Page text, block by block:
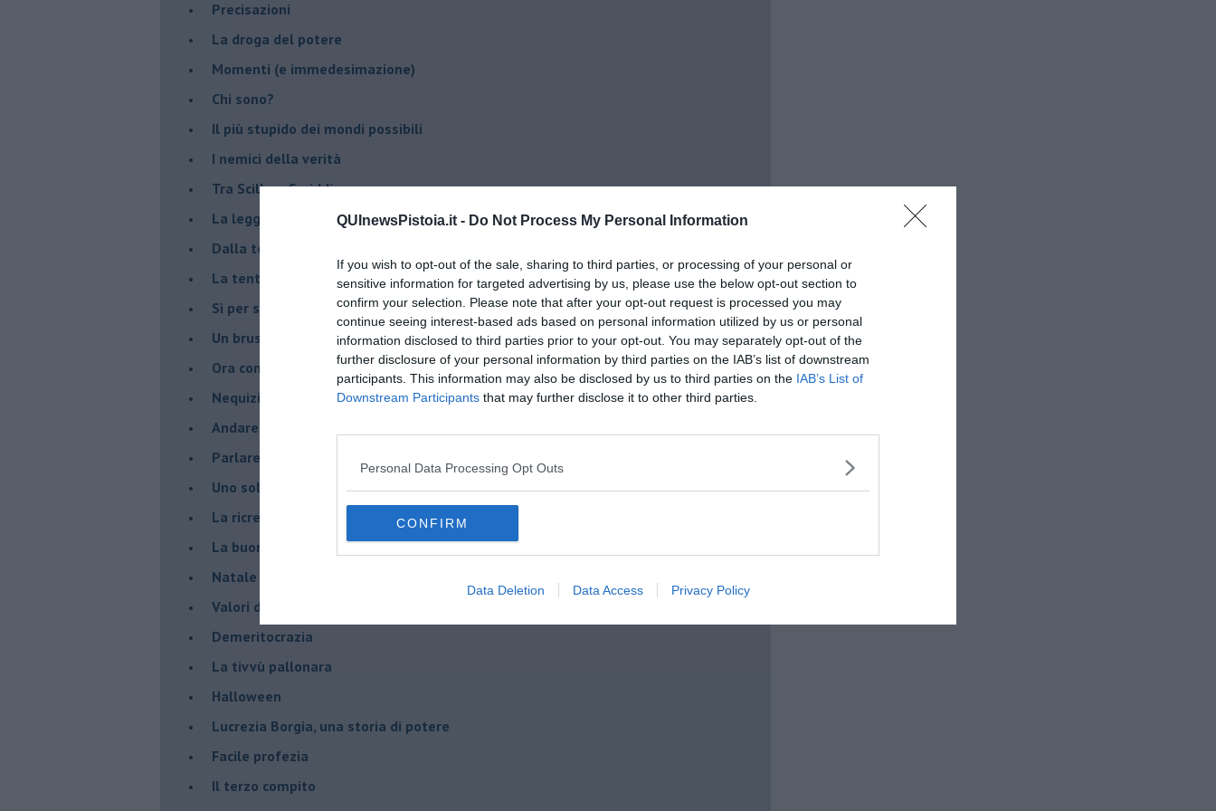
QUInewsPistoia.it - Do Not Process My Personal Information
If you wish to opt-out of the sale, sharing to third parties, or processing of your personal or
sensitive information for targeted advertising by us, please use the below opt-out section to
confirm your selection. Please note that after your opt-out request is processed you may
continue seeing interest-based ads based on personal information utilized by us or personal
information disclosed to third parties prior to your opt-out. You may separately opt-out of the
further disclosure of your personal information by third parties on the IAB’s list of downstream
participants. This information may also be disclosed by us to third parties on the IAB’s List of
Downstream Participants that may further disclose it to other third parties.
Personal Data Processing Opt Outs
CONFIRM
Data Deletion Data Access Privacy Policy
Precisazioni
La droga del potere
Momenti (e immedesimazione)
Chi sono?
Il più stupido dei mondi possibili
I nemici della verità
Tra Scilla e Cariddi
La legge del più forte
Dalla terra alla luna
La tentazione
​Sì per sempre? O no al momento?
Un brusco risveglio
Ora come allora
Nequizia
Andare oltre lo specchio
Parlare con la televisione
Uno solo al comando?
La ricreazione è finita
La buona notizia
Natale con l'elmetto
Valori dubbi miti fasulli
Demeritocrazia
La tivvù pallonara
Halloween
​Lucrezia Borgia, una storia di potere
Facile profezia
Il terzo compito